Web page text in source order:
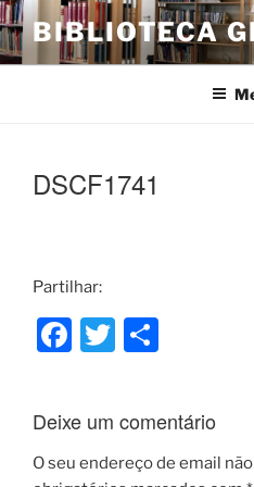
Saltar
para
o
BIBLIOTECA
DSCF1741
Partilhar:
F
e
b
T
er
ar
e
Deixe um comentário
O seu endereço de email